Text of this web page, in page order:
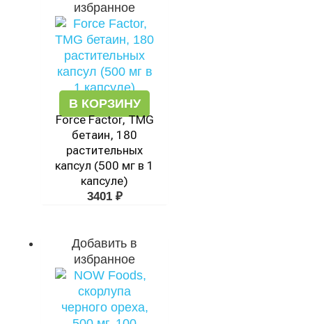
избранное
В КОРЗИНУ
Force Factor, TMG
бетаин, 180
растительных
капсул (500 мг в 1
капсуле)
3401 ₽
Добавить в
избранное